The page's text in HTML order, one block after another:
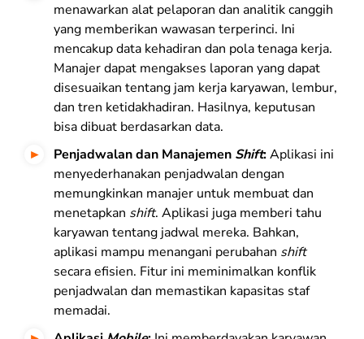
menawarkan alat pelaporan dan analitik canggih
yang memberikan wawasan terperinci. Ini
mencakup data kehadiran dan pola tenaga kerja.
Manajer dapat mengakses laporan yang dapat
disesuaikan tentang jam kerja karyawan, lembur,
dan tren ketidakhadiran. Hasilnya, keputusan
bisa dibuat berdasarkan data.
Penjadwalan dan Manajemen Shift:Aplikasi ini
menyederhanakan penjadwalan dengan
memungkinkan manajer untuk membuat dan
menetapkan shift. Aplikasi juga memberi tahu
karyawan tentang jadwal mereka. Bahkan,
aplikasi mampu menangani perubahan shift
secara efisien. Fitur ini meminimalkan konflik
penjadwalan dan memastikan kapasitas staf
memadai.